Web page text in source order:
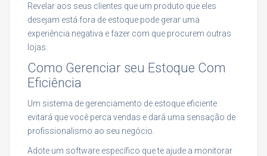
Revelar aos seus clientes que um produto que eles
desejam está fora de estoque pode gerar uma
experiência negativa e fazer com que procurem outras
lojas.
Como Gerenciar seu Estoque Com
Eficiência
Um sistema de gerenciamento de estoque eficiente
evitará que você perca vendas e dará uma sensação de
profissionalismo ao seu negócio.
Adote um software específico que te ajude a monitorar